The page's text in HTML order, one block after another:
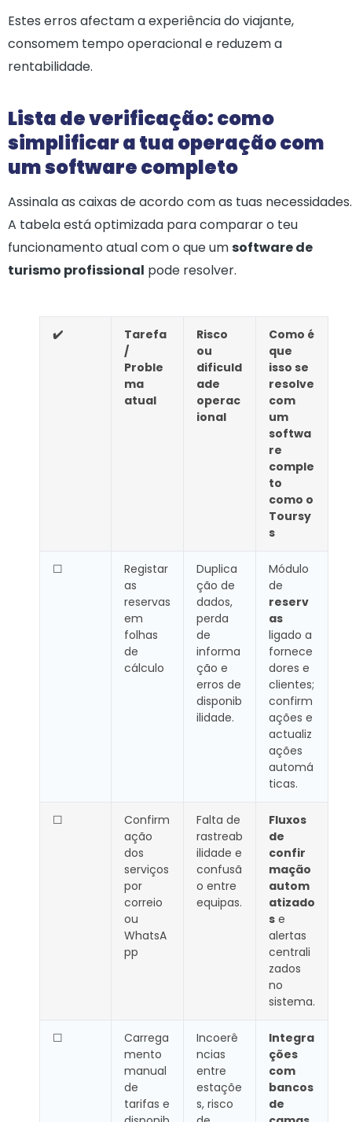
Estes erros afectam a experiência do viajante,
consomem tempo operacional e reduzem a
rentabilidade.
Lista de verificação: como
simplificar a tua operação com
um software completo
Assinala as caixas de acordo com as tuas necessidades.
A tabela está optimizada para comparar o teu
funcionamento atual com o que umsoftware de
turismo profissional pode resolver.
✔️
Tarefa
/
Proble
ma
atual
Risco
ou
dificuld
ade
operac
ional
Como é
que
isso se
resolve
com
um
softwa
re
comple
to
como o
Toursy
s
☐
Registar
as
reservas
em
folhas
de
cálculo
Duplica
ção de
dados,
perda
de
informa
ção e
erros de
disponib
ilidade.
Módulo
de
reserv
as
ligado a
fornece
dores e
clientes;
confirm
ações e
actualiz
ações
automá
ticas.
☐
Confirm
ação
dos
serviços
por
correio
ou
WhatsA
pp
Falta de
rastreab
ilidade e
confusã
o entre
equipas.
Fluxos
de
confir
mação
autom
atizado
s e
alertas
centrali
zados
no
sistema.
☐
Carrega
mento
manual
de
tarifas e
Incoerê
ncias
entre
estaçõe
s, risco
Integra
ções
com
bancos
de